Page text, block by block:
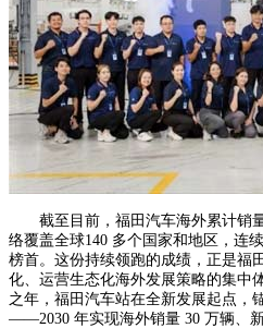
截至目前，福田汽车海外累计销量
络覆盖全球140 多个国家和地区，连
榜首。这份持续领跑的成绩，正是福
化、运营生态化海外发展策略的集中
之年，福田汽车站在全新发展起点，
——2030 年实现海外销量 30 万辆、